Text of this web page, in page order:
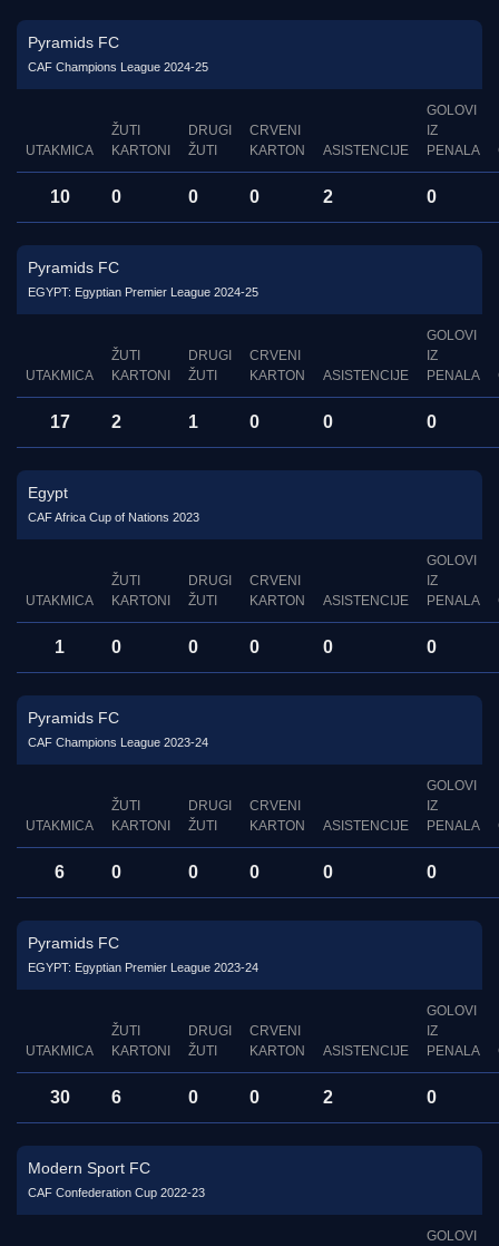
Pyramids FC
CAF Champions League 2024-25
UTAKMICA
ŽUTI
KARTONI
DRUGI
ŽUTI
CRVENI
KARTON
ASISTENCIJE
GOLOVI
IZ
PENALA
10 0 0 0 2 0
Pyramids FC
EGYPT: Egyptian Premier League 2024-25
UTAKMICA
ŽUTI
KARTONI
DRUGI
ŽUTI
CRVENI
KARTON
ASISTENCIJE
GOLOVI
IZ
PENALA
17 2 1 0 0 0
Egypt
CAF Africa Cup of Nations 2023
UTAKMICA
ŽUTI
KARTONI
DRUGI
ŽUTI
CRVENI
KARTON
ASISTENCIJE
GOLOVI
IZ
PENALA
1 0 0 0 0 0
Pyramids FC
CAF Champions League 2023-24
UTAKMICA
ŽUTI
KARTONI
DRUGI
ŽUTI
CRVENI
KARTON
ASISTENCIJE
GOLOVI
IZ
PENALA
6 0 0 0 0 0
Pyramids FC
EGYPT: Egyptian Premier League 2023-24
UTAKMICA
ŽUTI
KARTONI
DRUGI
ŽUTI
CRVENI
KARTON
ASISTENCIJE
GOLOVI
IZ
PENALA
30 6 0 0 2 0
Modern Sport FC
CAF Confederation Cup 2022-23
GOLOVI